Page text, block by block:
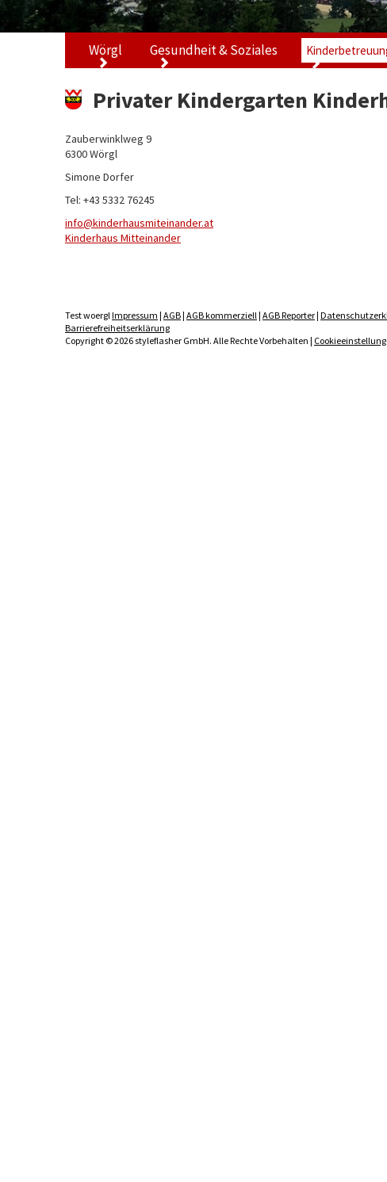
Wörgl Gesundheit & Soziales
Privater Kindergarten
Zauberwinklweg 9
6300 Wörgl
Simone Dorfer
Tel: +43 5332 76245
info
kinderhausmiteinander.at
Kinderhaus Mitteinander
Test woerglImpressum | AGB| AGB kommerziell| AGB Reporter|
Barrierefreiheitserklärung
Copyright © 2026 styleflasher GmbH. Alle Rechte Vorbehalten |